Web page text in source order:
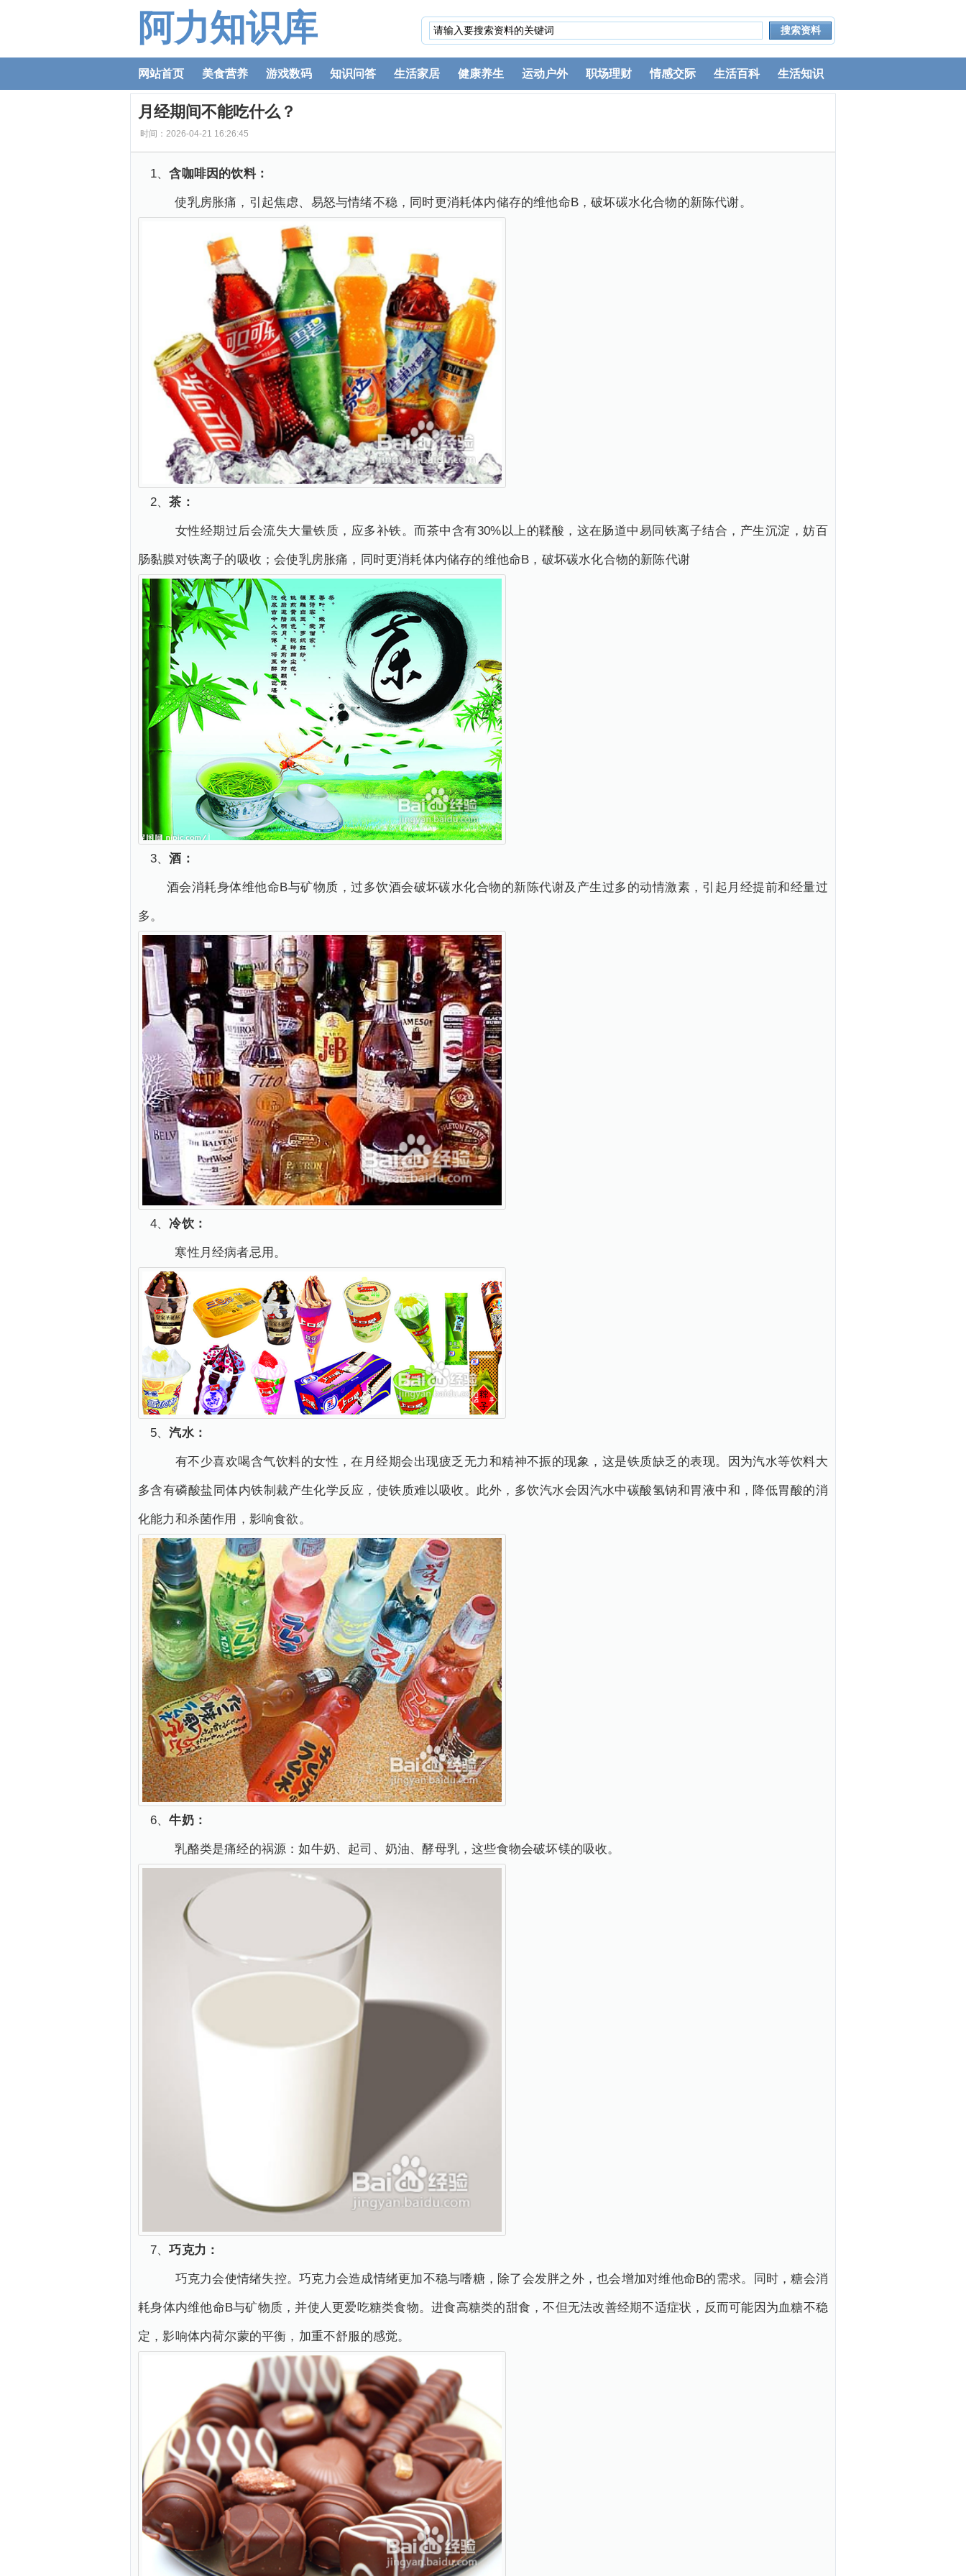
阿力知识库
网站首页 美食营养 游戏数码 知识问答 生活家居 健康养生 运动户外 职场理财 情感交际 生活百科 生活知识
月经期间不能吃什么？
时间：2026-04-21 16:26:45
1、含咖啡因的饮料：
使乳房胀痛，引起焦虑、易怒与情绪不稳，同时更消耗体内储存的维他命B，破坏碳水化合物的新陈代谢。
2、茶：
女性经期过后会流失大量铁质，应多补铁。而茶中含有30%以上的鞣酸，这在肠道中易同铁离子结合，产生沉淀，妨百
肠黏膜对铁离子的吸收；会使乳房胀痛，同时更消耗体内储存的维他命B，破坏碳水化合物的新陈代谢
3、酒：
酒会消耗身体维他命B与矿物质，过多饮酒会破坏碳水化合物的新陈代谢及产生过多的动情激素，引起月经提前和经量过
多。
4、冷饮：
寒性月经病者忌用。
5、汽水：
有不少喜欢喝含气饮料的女性，在月经期会出现疲乏无力和精神不振的现象，这是铁质缺乏的表现。因为汽水等饮料大
多含有磷酸盐同体内铁制裁产生化学反应，使铁质难以吸收。此外，多饮汽水会因汽水中碳酸氢钠和胃液中和，降低胃酸的消
化能力和杀菌作用，影响食欲。
6、牛奶：
乳酪类是痛经的祸源：如牛奶、起司、奶油、酵母乳，这些食物会破坏镁的吸收。
7、巧克力：
巧克力会使情绪失控。巧克力会造成情绪更加不稳与嗜糖，除了会发胖之外，也会增加对维他命B的需求。同时，糖会消
耗身体内维他命B与矿物质，并使人更爱吃糖类食物。进食高糖类的甜食，不但无法改善经期不适症状，反而可能因为血糖不稳
定，影响体内荷尔蒙的平衡，加重不舒服的感觉。